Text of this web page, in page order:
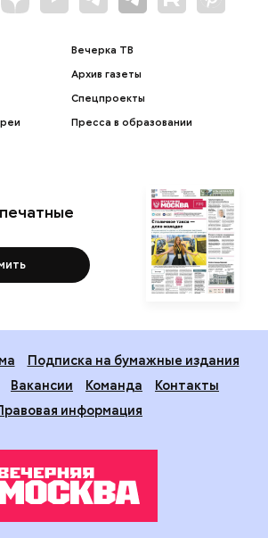
Вечерка ТВ
Архив газеты
Спецпроекты
Пресса в образовании
Подписка на бумажные издания
Вакансии Команда
Контакты
информация